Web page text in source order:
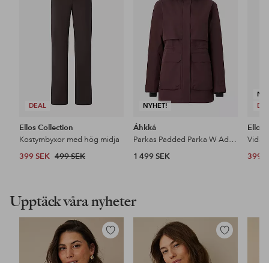
DEAL
Ellos Collection
Kostymbyxor med hög midja
399 SEK 499 SEK
NYHET!
favoriter
Áhkká
Parkas Padded Parka W Adjustable Waist
1 499 SEK
Ellos
399
Upptäck våra nyheter
Lägg
i
Lägg